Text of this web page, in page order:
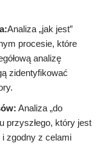
Analiza „jak jest”
procesie, które
analizę
zidentyfikować
Analiza „do
przyszłego, który jest
zgodny z celami